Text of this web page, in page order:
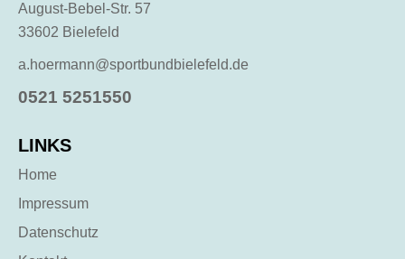
August-Bebel-Str. 57
33602 Bielefeld
a.hoermann@sportbundbielefeld.de
0521 5251550
LINKS
Home
Impressum
Datenschutz